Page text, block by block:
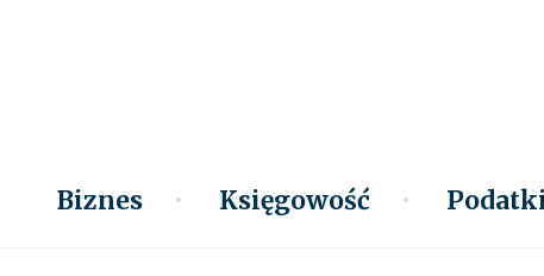
Biznes Księgowość